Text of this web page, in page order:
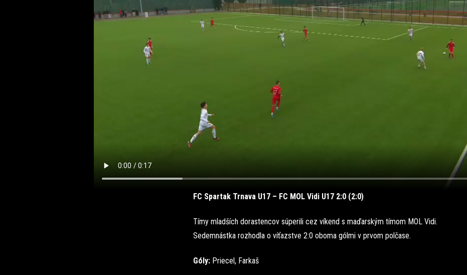
FC Spartak Trnava U17 – FC MOL Vidi U17 2:0 (2:0)
Tímy mladších dorastencov súperili cez víkend s maďarským tímom MOL Vidi.
Sedemnástka rozhodla o víťazstve 2:0 oboma gólmi v prvom polčase.
Góly: Priecel, Farkaš